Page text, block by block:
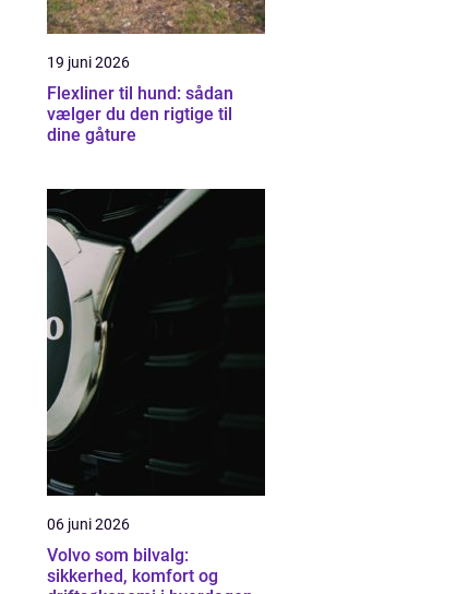
19 juni 2026
Flexliner til hund: sådan
vælger du den rigtige til
dine gåture
06 juni 2026
Volvo som bilvalg:
sikkerhed, komfort og